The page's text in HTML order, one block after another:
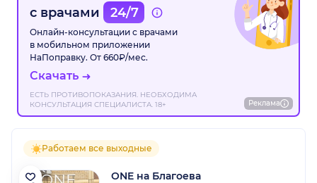
с врачами
24/7
Онлайн-консультации с врачами
в мобильном приложении
НаПоправку. От 660₽/мес.
Скачать
ЕСТЬ ПРОТИВОПОКАЗАНИЯ. НЕОБХОДИМА
КОНСУЛЬТАЦИЯ СПЕЦИАЛИСТА. 18+
Реклама
Работаем все выходные
ONE на Благоева